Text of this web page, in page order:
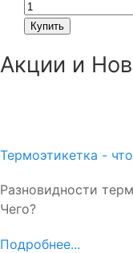
Акции и
Термоэтикетка -
Разновидности
Чего?
Подробнее...